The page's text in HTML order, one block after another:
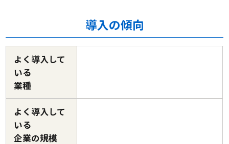
導入の傾向
よく導入して
いる
業種
よく導入して
いる
企業の規模